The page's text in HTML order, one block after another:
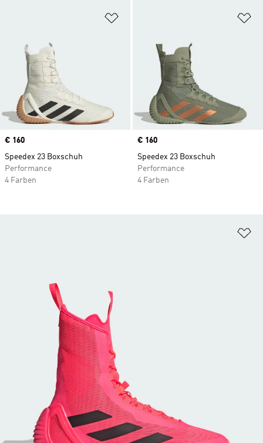
Price
€ 160
Speedex 23 Boxschuh
Performance
4 Farben
Price
€ 160
Speedex 23 Boxschuh
Performance
4 Farben